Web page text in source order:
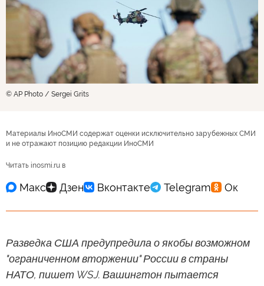
© AP Photo / Sergei Grits
Материалы ИноСМИ содержат оценки исключительно зарубежных СМИ
и не отражают позицию редакции ИноСМИ
Читать inosmi.ru в
Разведка США предупредила о якобы возможном
"ограниченном вторжении" России в страны
НАТО, пишет WSJ. Вашингтон пытается